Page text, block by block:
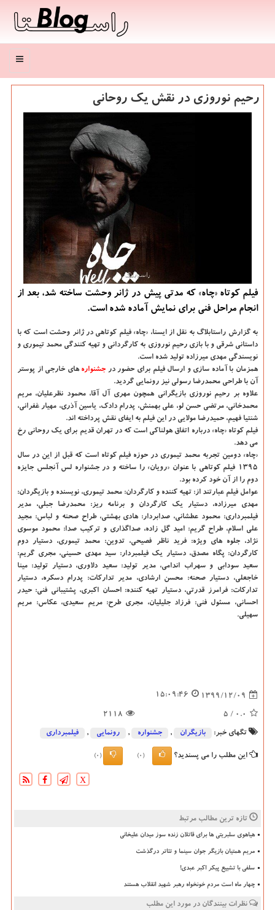
منو
رحیم نوروزی در نقش یك روحانی
فیلم کوتاه «چاه» که مدتی پیش در ژانر وحشت ساخته شد، بعد از
انجام مراحل فنی برای نمایش آماده شده است.
به گزارش راستابلاگ به نقل از ایسنا، «چاه» فیلم کوتاهی در ژانر وحشت است که با
داستانی شرقی و با بازی رحیم نوروزی به کارگردانی و تهیه کنندگی محمد تیموری و
نویسندگی مهدی میرزاده تولید شده است.
همزمان با آماده سازی و ارسال فیلم برای حضور در جشنواره های خارجی از پوستر
آن با طراحی محمدرضا رسولی نیز رونمایی گردید.
علاوه بر رحیم نوروزی بازیگرانی همچون مهری آل آقا، محمود نظرعلیان، مریم
محمدخانی، مرتضی حسن لو، علی بهمنش، پدرام دادک، یاسین آذری، مهیار غفرانی،
شنتیا فهیم، حمیدرضا مولایی در این فیلم به ایفای نقش پرداخته اند.
فیلم کوتاه «چاه» درباره اتفاق هولناکی است که در تهران قدیم برای یک روحانی رخ
می دهد.
«چاه» دومین تجربه محمد تیموری در حوزه فیلم کوتاه است که قبل از این در سال
۱۳۹۵ فیلم کوتاهی با عنوان «رویان» را ساخته و در جشنواره لس آنجلس جایزه
دوم را از آن خود کرده بود.
عوامل فیلم عبارتند از: تهیه کننده و کارگردان: محمد تیموری، نویسنده و بازیگردان:
مهدی میرزاده، دستیار یک کارگردان و برنامه ریز: محمدرضا جبلی، مدیر
فیلمبرداری: محمود عطشانی، صدابردار: هادی بهشتی، طراح صحنه و لباس: مجید
علی اسلام، طراح گریم: امید گل زاده، صداگذاری و ترکیب صدا: محمود موسوی
نژاد، جلوه های ویژه: فرید ناظر فصیحی، تدوین: محمد تیموری، دستیار دوم
کارگردان: پگاه مصدق، دستیار یک فیلمبردار: سید مهدی حسینی، مجری گریم:
سعید سودابی و سهراب اندامی، مدیر تولید: سعید دلاوری، دستیار تولید: مینا
خاجعلی، دستیار صحنه: محسن ارشادی، مدیر تدارکات: پدرام دسکره، دستیار
تدارکات: فرامرز قدرتی، دستیار تهیه کننده: احسان اکبری، پشتیبانی فنی: حیدر
احسانی، مسئول فنی: فرزاد جلیلیان، مجری طرح: مریم سعیدی، عکاس: مریم
سهیلی.
1399/12/09
15:09:46
0.0
/ 5
2118
تگهای خبر: بازیگران , جشنواره , رونمایی , فیلمبرداری
این مطلب را می پسندید؟ (0)
(0)
X
تازه ترین مطالب مرتبط
هیاهوی سلبریتی ها برای قاتلان زنده سوز میدان علیخانی
مریم همتیان بازیگر جوان سینما و تئاتر درگذشت
سلفی با تشییع پیکر اکبر عبدی!
چهار ماه است مردم خونخواه رهبر شهید انقلاب هستند
نظرات بینندگان در مورد این مطلب